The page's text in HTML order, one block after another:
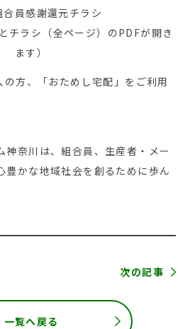
合員感謝還元チラシ
チラシ（全ページ）のPDFが開き
ます）
方、「おためし宅配」をご利用
神奈川は、組合員、生産者・メー
豊かな地域社会を創るために歩ん
次の記事
一覧へ戻る